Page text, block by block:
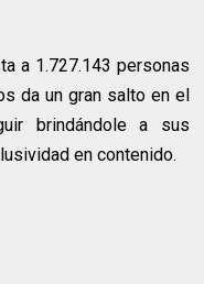
a 1.727.143 personas
da un gran salto en el
brindándole a sus
en contenido.